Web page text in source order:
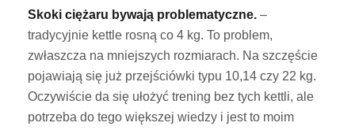
Skoki ciężaru bywają problematyczne. –
tradycyjnie kettle rosną co 4 kg. To problem,
zwłaszcza na mniejszych rozmiarach. Na szczęście
pojawiają się już przejściówki typu 10,14 czy 22 kg.
Oczywiście da się ułożyć trening bez tych kettli, ale
potrzeba do tego większej wiedzy i jest to moim